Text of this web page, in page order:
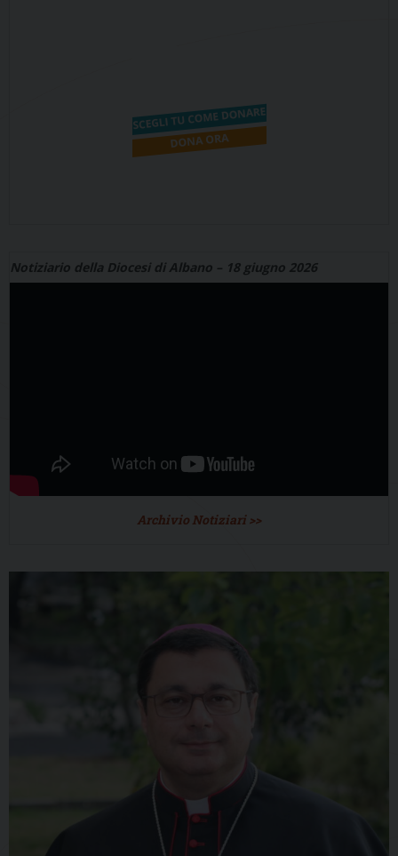
Notiziario della Diocesi di Albano – 18 giugno 2026
Archivio Notiziari >>